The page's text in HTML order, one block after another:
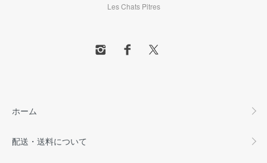
Les Chats Pitres
ホーム
配送・送料について